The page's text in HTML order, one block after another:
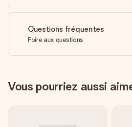
Questions fréquentes
Foire aux questions
Vous pourriez aussi